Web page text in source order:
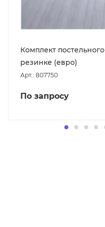
Комплект
резинке (евро)
Арт.: 807750
По запросу